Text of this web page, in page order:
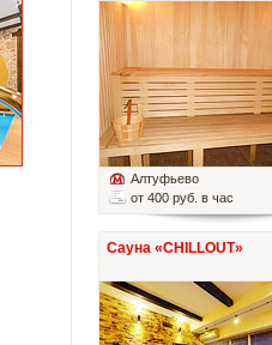
Алтуфьево
от 400 руб. в час
Сауна «CHILLOUT»